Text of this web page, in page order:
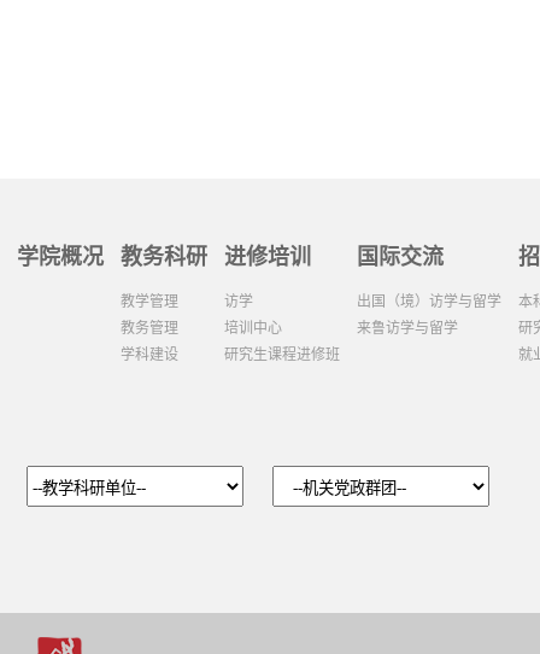
学院概况 教务科研
教学管理
教务管理
学科建设
进修培训
访学
培训中心
研究生课程进修班
国际交流
出国（境）访学与留学
来鲁访学与留学
本
研
就